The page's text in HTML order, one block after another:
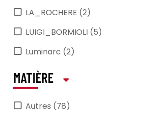
LA_ROCHERE (2)
LUIGI_BORMIOLI (5)
Luminarc (2)
peugeot_saveurs (2)
PRO_MUNDI (7)
REVOL (2)
MATIÈRE
Autres (78)